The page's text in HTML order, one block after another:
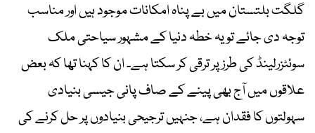
گلگت بلتستان میں بے پناہ امکانات موجود ہیں اور مناسب
توجہ دی جائے تو یہ خطہ دنیا کے مشہور سیاحتی ملک
سوئٹزرلینڈ کی طرز پر ترقی کر سکتا ہے۔ ان کا کہنا تھا کہ بعض
علاقوں میں آج بھی پینے کے صاف پانی جیسی بنیادی
سہولتوں کا فقدان ہے، جنہیں ترجیحی بنیادوں پر حل کرنے کی